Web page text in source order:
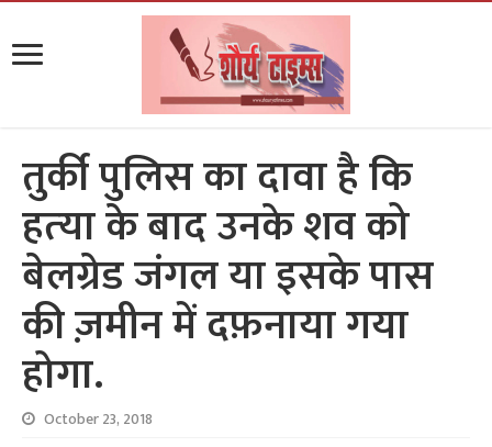
तुर्की पुलिस का दावा है कि
हत्‍या के बाद उनके शव को
बेलग्रेड जंगल या इसके पास
की ज़मीन में दफ़नाया गया
होगा.
October 23, 2018